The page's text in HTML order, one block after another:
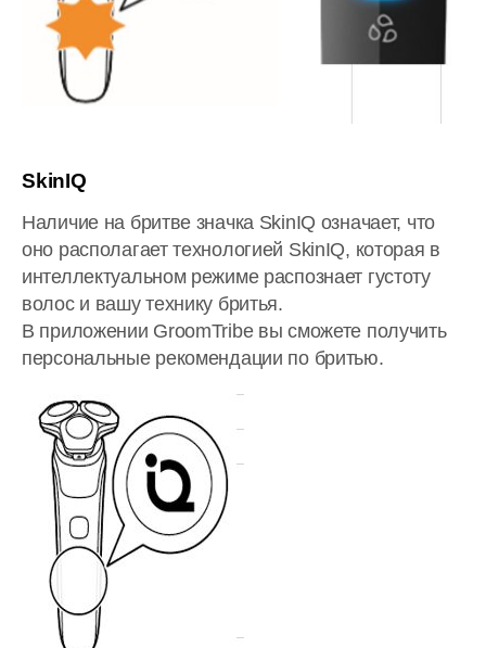
SkinIQ
Наличие на бритве значка SkinIQ означает, что
оно располагает технологией SkinIQ, которая в
интеллектуальном режиме распознает густоту
волос и вашу технику бритья.
В приложении GroomTribe вы сможете получить
персональные рекомендации по бритью.